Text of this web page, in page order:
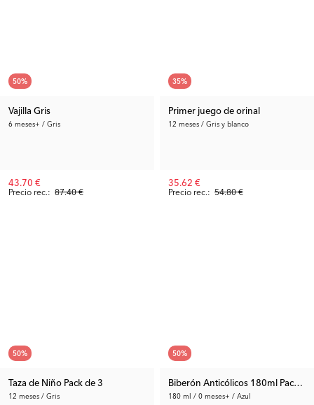
50%
Vajilla Gris
6 meses+ / Gris
Precio rec.: 87.40 €
43.70 €
35%
Primer juego de orinal
12 meses / Gris y blanco
Precio rec.: 54.80 €
35.62 €
50%
Taza de Niño Pack de 3
12 meses / Gris
50%
Biberón Anticólicos 180ml Pack de
180 ml / 0 meses+ / Azul